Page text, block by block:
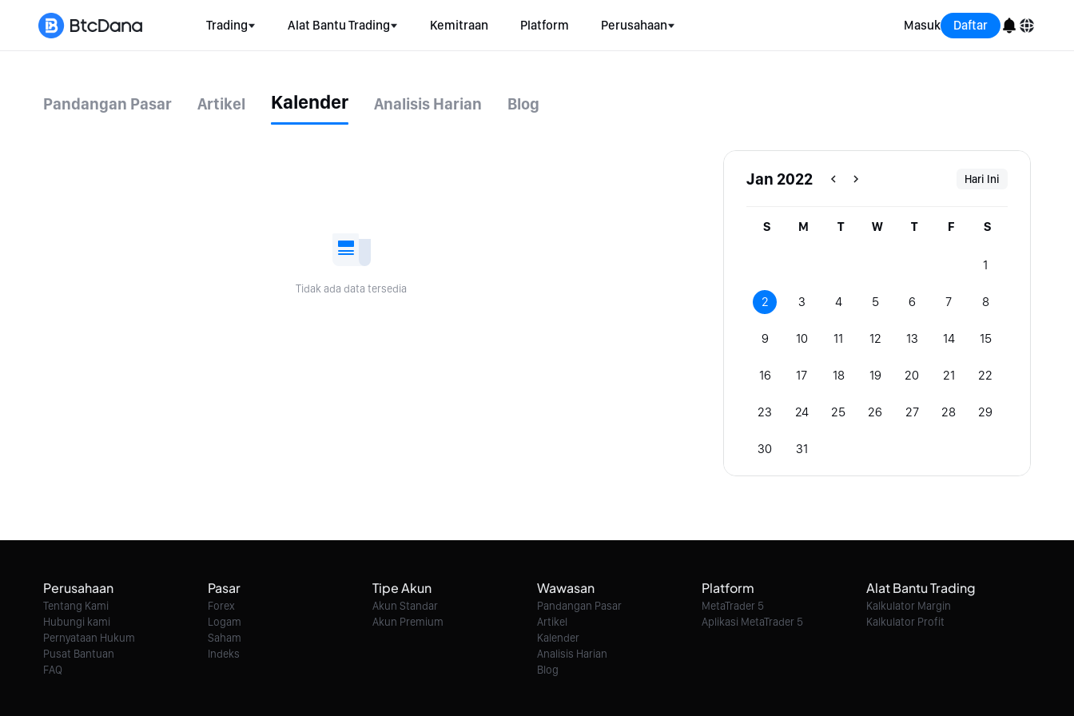
Trading Alat Bantu Trading Kemitraan Platform Perusahaan Masuk Daftar
Pandangan Pasar Artikel Kalender Analisis Harian Blog
Tidak ada data tersedia
Jan 2022 Hari Ini
S M T W T F S
1
2 3 4 5 6 7 8
9 10 11 12 13 14 15
16 17 18 19 20 21 22
23 24 25 26 27 28 29
30 31
Perusahaan
Tentang Kami
Hubungi kami
Pernyataan Hukum
Pusat Bantuan
FAQ
Pasar
Forex
Logam
Saham
Indeks
Tipe Akun
Akun Standar
Akun Premium
Wawasan
Pandangan Pasar
Artikel
Kalender
Analisis Harian
Blog
Platform
MetaTrader 5
Aplikasi MetaTrader 5
Alat Bantu Trading
Kalkulator Margin
Kalkulator Profit